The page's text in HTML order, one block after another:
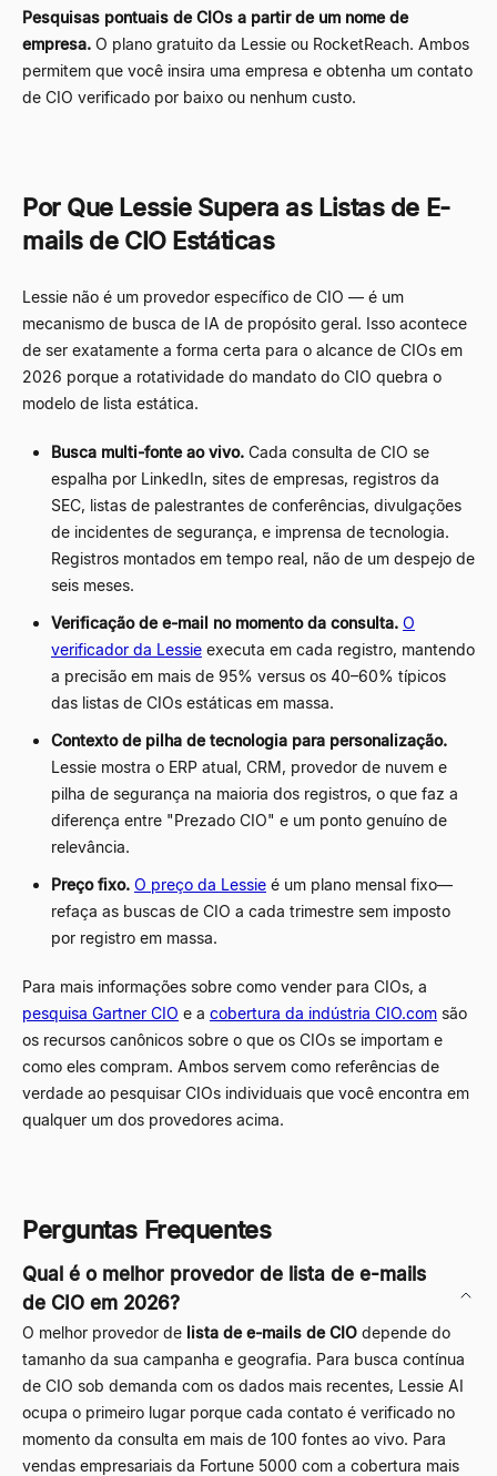
Pesquisas pontuais de CIOs a partir de um nome de
empresa. O plano gratuito da Lessie ou RocketReach. Ambos
permitem que você insira uma empresa e obtenha um contato
de CIO verificado por baixo ou nenhum custo.
Por Que Lessie Supera as Listas de E-
mails de CIO Estáticas
Lessie não é um provedor específico de CIO — é um
mecanismo de busca de IA de propósito geral. Isso acontece
de ser exatamente a forma certa para o alcance de CIOs em
2026 porque a rotatividade do mandato do CIO quebra o
modelo de lista estática.
Busca multi-fonte ao vivo. Cada consulta de CIO se
espalha por LinkedIn, sites de empresas, registros da
SEC, listas de palestrantes de conferências, divulgações
de incidentes de segurança, e imprensa de tecnologia.
Registros montados em tempo real, não de um despejo de
seis meses.
Verificação de e-mail no momento da consulta. O
verificador da Lessie executa em cada registro, mantendo
a precisão em mais de 95% versus os 40–60% típicos
das listas de CIOs estáticas em massa.
Contexto de pilha de tecnologia para personalização.
Lessie mostra o ERP atual, CRM, provedor de nuvem e
pilha de segurança na maioria dos registros, o que faz a
diferença entre "Prezado CIO" e um ponto genuíno de
relevância.
Preço fixo. O preço da Lessie é um plano mensal fixo—
refaça as buscas de CIO a cada trimestre sem imposto
por registro em massa.
Para mais informações sobre como vender para CIOs, a
pesquisa Gartner CIO e a cobertura da indústria CIO.com são
os recursos canônicos sobre o que os CIOs se importam e
como eles compram. Ambos servem como referências de
verdade ao pesquisar CIOs individuais que você encontra em
qualquer um dos provedores acima.
Perguntas Frequentes
Qual é o melhor provedor de lista de e-mails
de CIO em 2026?
O melhor provedor de lista de e-mails de CIO depende do
tamanho da sua campanha e geografia. Para busca contínua
de CIO sob demanda com os dados mais recentes, Lessie AI
ocupa o primeiro lugar porque cada contato é verificado no
momento da consulta em mais de 100 fontes ao vivo. Para
vendas empresariais da Fortune 5000 com a cobertura mais